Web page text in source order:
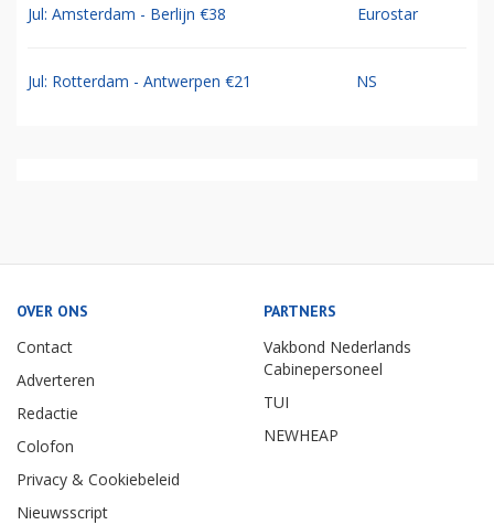
Jul: Amsterdam - Berlijn €38 Eurostar
Jul: Rotterdam - Antwerpen €21 NS
OVER ONS
Contact
Adverteren
Redactie
Colofon
Privacy & Cookiebeleid
Nieuwsscript
PARTNERS
Vakbond Nederlands
Cabinepersoneel
TUI
NEWHEAP